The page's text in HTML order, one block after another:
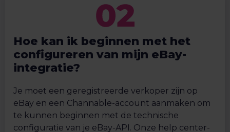
Hoe kan ik beginnen met het
configureren van mijn eBay-
integratie?
Je moet een geregistreerde verkoper zijn op
eBay en een Channable-account aanmaken om
te kunnen beginnen met de technische
configuratie van je eBay-API. Onze help center-